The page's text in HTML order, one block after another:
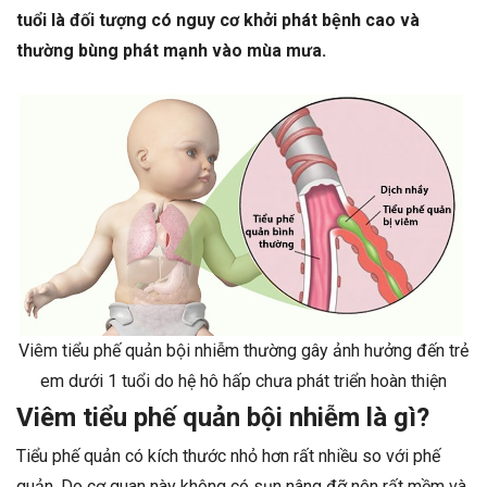
tuổi là đối tượng có nguy cơ khởi phát bệnh cao và
thường bùng phát mạnh vào mùa mưa.
Viêm tiểu phế quản bội nhiễm thường gây ảnh hưởng đến trẻ
em dưới 1 tuổi do hệ hô hấp chưa phát triển hoàn thiện
Viêm tiểu phế quản bội nhiễm là gì?
Tiểu phế quản có kích thước nhỏ hơn rất nhiều so với phế